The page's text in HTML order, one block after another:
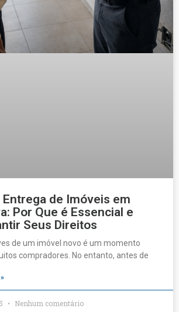
de Imóveis em
Por Que é Essencial e
Seus Direitos
de um imóvel novo é um momento
compradores. No entanto, antes de
Nenhum comentário